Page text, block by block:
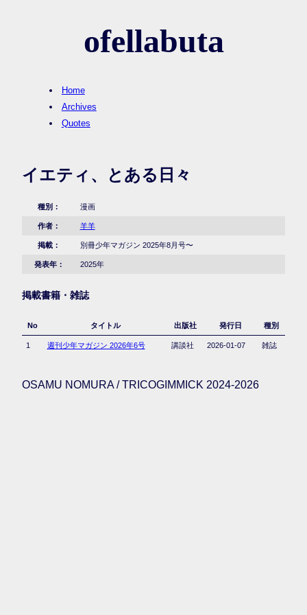
ofellabuta
Home
Archives
Quotes
イエティ、とある日々
種別： 漫画
作者： 羊羊
掲載： 別冊少年マガジン 2025年8月号〜
発表年： 2025年
掲載書籍・雑誌
No タイトル 出版社 発行日 種別
1 週刊少年マガジン 2026年6号 講談社 2026-01-07 雑誌
OSAMU NOMURA / TRICOGIMMICK 2024-2026